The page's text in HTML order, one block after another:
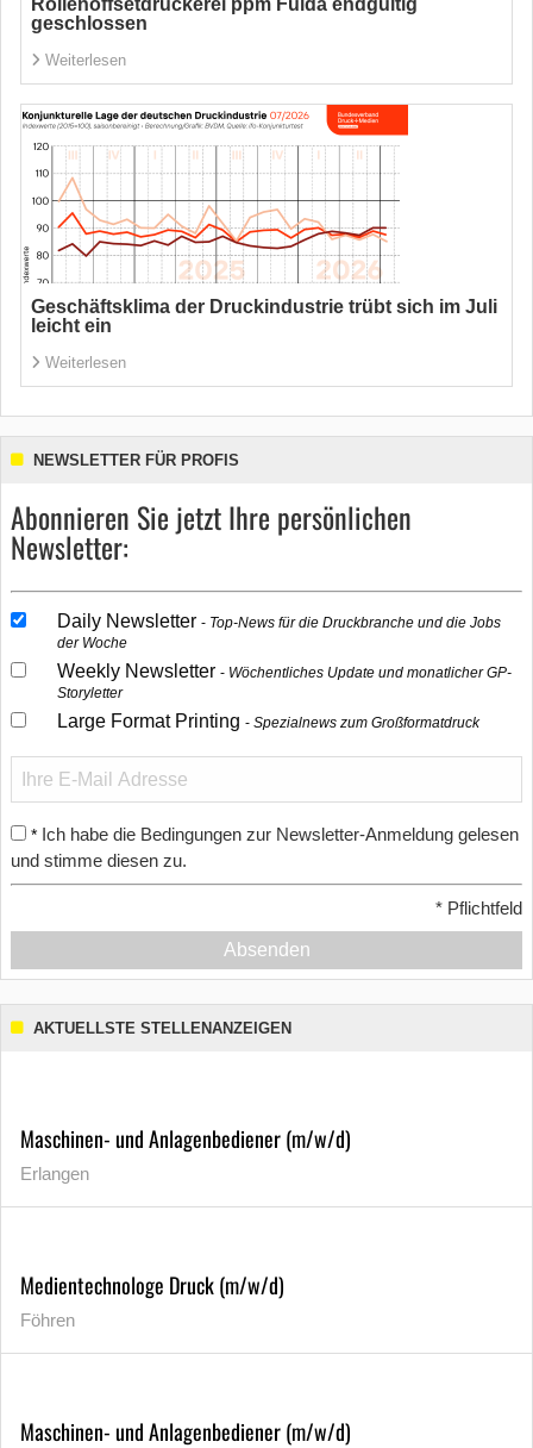
Rollenoffsetdruckerei ppm Fulda endgültig
geschlossen
Weiterlesen
Geschäftsklima der Druckindustrie trübt sich im Juli
leicht ein
Weiterlesen
NEWSLETTER FÜR PROFIS
Abonnieren Sie jetzt Ihre persönlichen
Newsletter:
Daily Newsletter
Top-News für die Druckbranche und die Jobs
der Woche
Weekly Newsletter
Wöchentliches Update und monatlicher GP-
Storyletter
Large Format Printing Spezialnews zum Großformatdruck
* Ich habe die Bedingungen zur Newsletter-Anmeldung gelesen
und stimme diesen zu.
* Pflichtfeld
Absenden
AKTUELLSTE STELLENANZEIGEN
Maschinen- und Anlagenbediener (m/w/d)
Erlangen
Medientechnologe Druck (m/w/d)
Föhren
Maschinen- und Anlagenbediener (m/w/d)